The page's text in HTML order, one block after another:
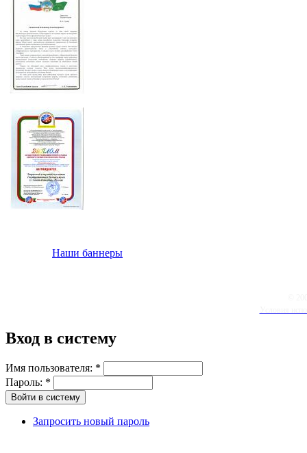
Наши баннеры
Вход в систему
Имя пользователя: *
Пароль: *
Запросить новый пароль